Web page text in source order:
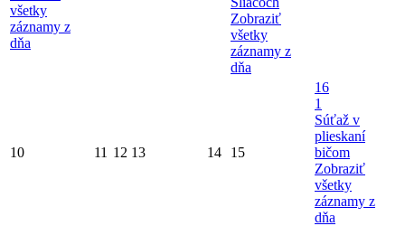
všetky
záznamy z
dňa
Zobraziť
všetky
záznamy z
dňa
10 11 12 13 14 15
16
1
Súťaž v
plieskaní
bičom
Zobraziť
všetky
záznamy z
dňa